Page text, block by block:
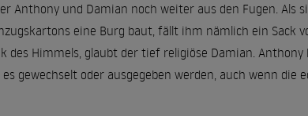
Anthony und Damian noch weiter aus den Fugen. Als
eine Burg baut, fällt ihm nämlich ein Sack
des Himmels, glaubt der tief religiöse Damian. Anthony
gewechselt oder ausgegeben werden, auch wenn die